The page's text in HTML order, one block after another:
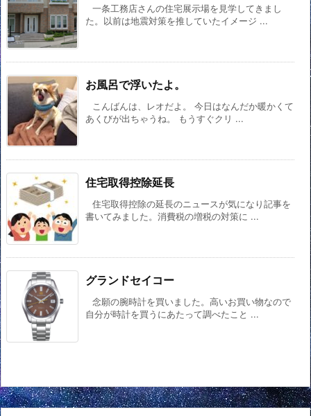
一条工務店さんの住宅展示場を見学してきまし
た。以前は地震対策を推していたイメージ ...
お風呂で浮いたよ。
こんばんは、レオだよ。 今日はなんだか暖かくて
あくびが出ちゃうね。 もうすぐクリ ...
住宅取得控除延長
住宅取得控除の延長のニュースが気になり記事を
書いてみました。消費税の増税の対策に ...
グランドセイコー
念願の腕時計を買いました。高いお買い物なので
自分が時計を買うにあたって調べたこと ...